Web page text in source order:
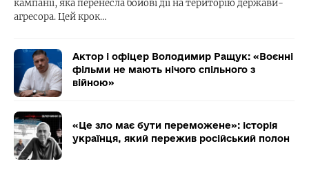
кампанії, яка перенесла бойові дії на територію держави-
агресора. Цей крок…
Актор і офіцер Володимир Ращук: «Воєнні
фільми не мають нічого спільного з
війною»
«Це зло має бути переможене»: історія
українця, який пережив російський полон